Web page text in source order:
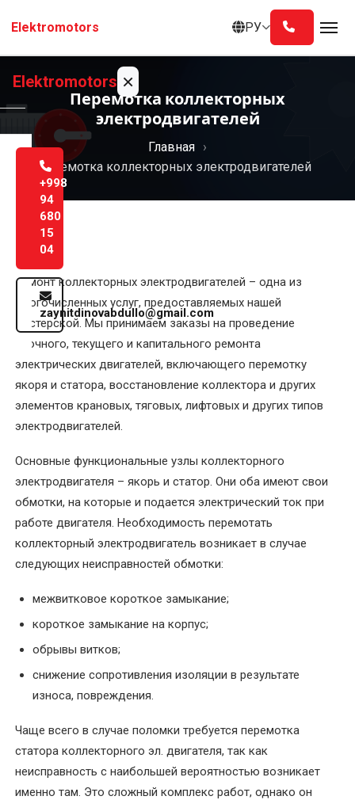
Elektromotors РУ
Elektromotors ×
Главная
Услуги
Блог
Контакты
Русский
УСЛУГИ
Балансировка
электродвигателя
Восстановление
посадочного
подшипник
Диагностика
электродвигателей
в
электродвигателях
Капитальный
+998
94
680
15
04
zaynitdinovabdullo@gmail.com
Перемотка коллекторных
электродвигателей
Главная
Перемотка коллекторных электродвигателей
Ремонт коллекторных электродвигателей – одна из
многочисленных услуг, предоставляемых нашей
мастерской. Мы принимаем заказы на проведение
срочного, текущего и капитального ремонта
электрических двигателей, включающего перемотку
якоря и статора, восстановление коллектора и других
элементов крановых, тяговых, лифтовых и других типов
электродвигателей.
Основные функциональные узлы коллекторного
электродвигателя – якорь и статор. Они оба имеют свои
обмотки, на которые и подается электрический ток при
работе двигателя. Необходимость перемотать
коллекторный электродвигатель возникает в случае
следующих неисправностей обмотки:
межвитковое короткое замыкание;
короткое замыкание на корпус;
обрывы витков;
снижение сопротивления изоляции в результате
износа, повреждения.
Чаще всего в случае поломки требуется перемотка
статора коллекторного эл. двигателя, так как
неисправность с наибольшей вероятностью возникает
именно там. Это сложный комплекс работ, однако он